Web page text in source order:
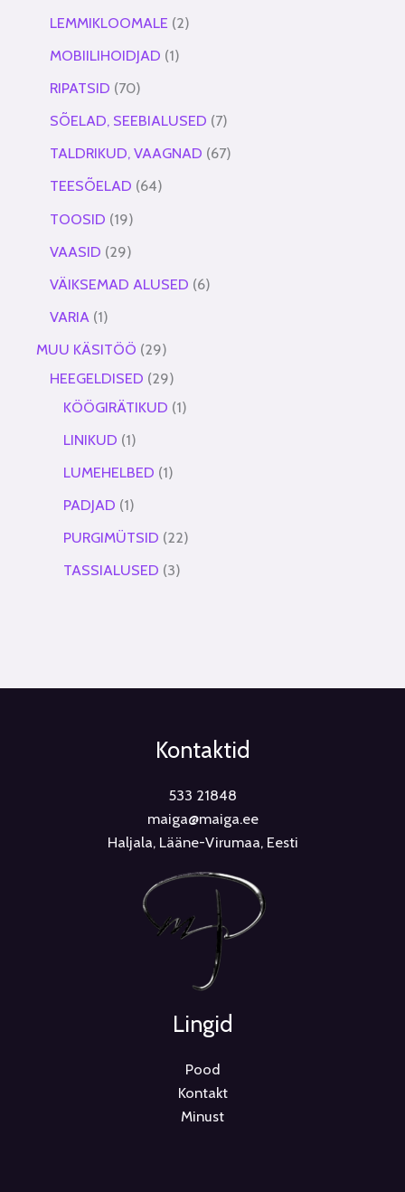
LEMMIKLOOMALE 2
MOBIILIHOIDJAD 1
RIPATSID 70
SÕELAD, SEEBIALUSED 7
TALDRIKUD, VAAGNAD 67
TEESÕELAD 64
TOOSID 19
VAASID 29
VÄIKSEMAD ALUSED 6
VARIA 1
MUU KÄSITÖÖ 29
HEEGELDISED 29
KÖÖGIRÄTIKUD 1
LINIKUD 1
LUMEHELBED 1
PADJAD 1
PURGIMÜTSID 22
TASSIALUSED 3
Kontaktid
533 21848
maiga@maiga.ee
Haljala, Lääne-Virumaa, Eesti
Lingid
Pood
Kontakt
Minust